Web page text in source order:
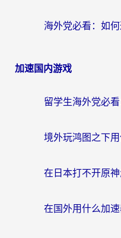
加速国内游戏